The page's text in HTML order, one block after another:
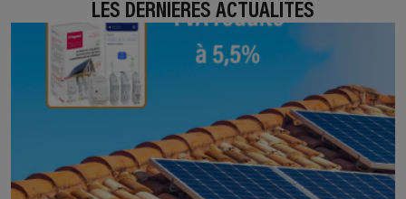
LES DERNIÈRES ACTUALITÉS